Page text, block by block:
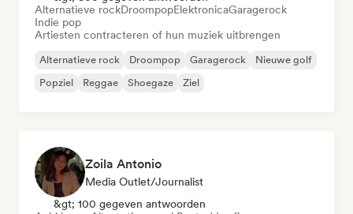
Alternatieve rockDroompopElektronicaGaragerock
Indie pop
Artiesten contracteren of hun muziek uitbrengen
Alternatieve rock Droompop Garagerock
Nieuwe golf
Popziel
Reggae Shoegaze Ziel
Zoila Antonio
Media Outlet/Journalist
&gt; 100 gegeven antwoorden